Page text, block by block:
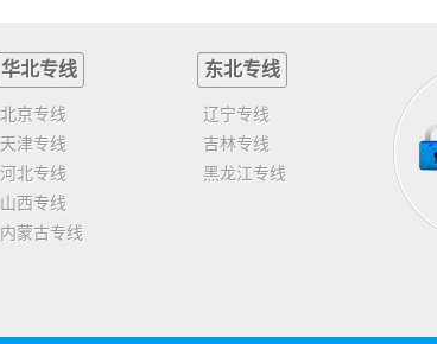
华北专线
北京专线
天津专线
河北专线
山西专线
内蒙古专线
东北专线
辽宁专线
吉林专线
黑龙江专线